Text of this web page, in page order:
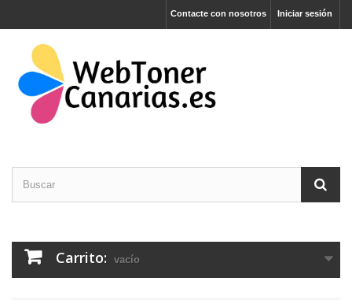
Iniciar sesión
Contacte con nosotros
Carrito: vacío